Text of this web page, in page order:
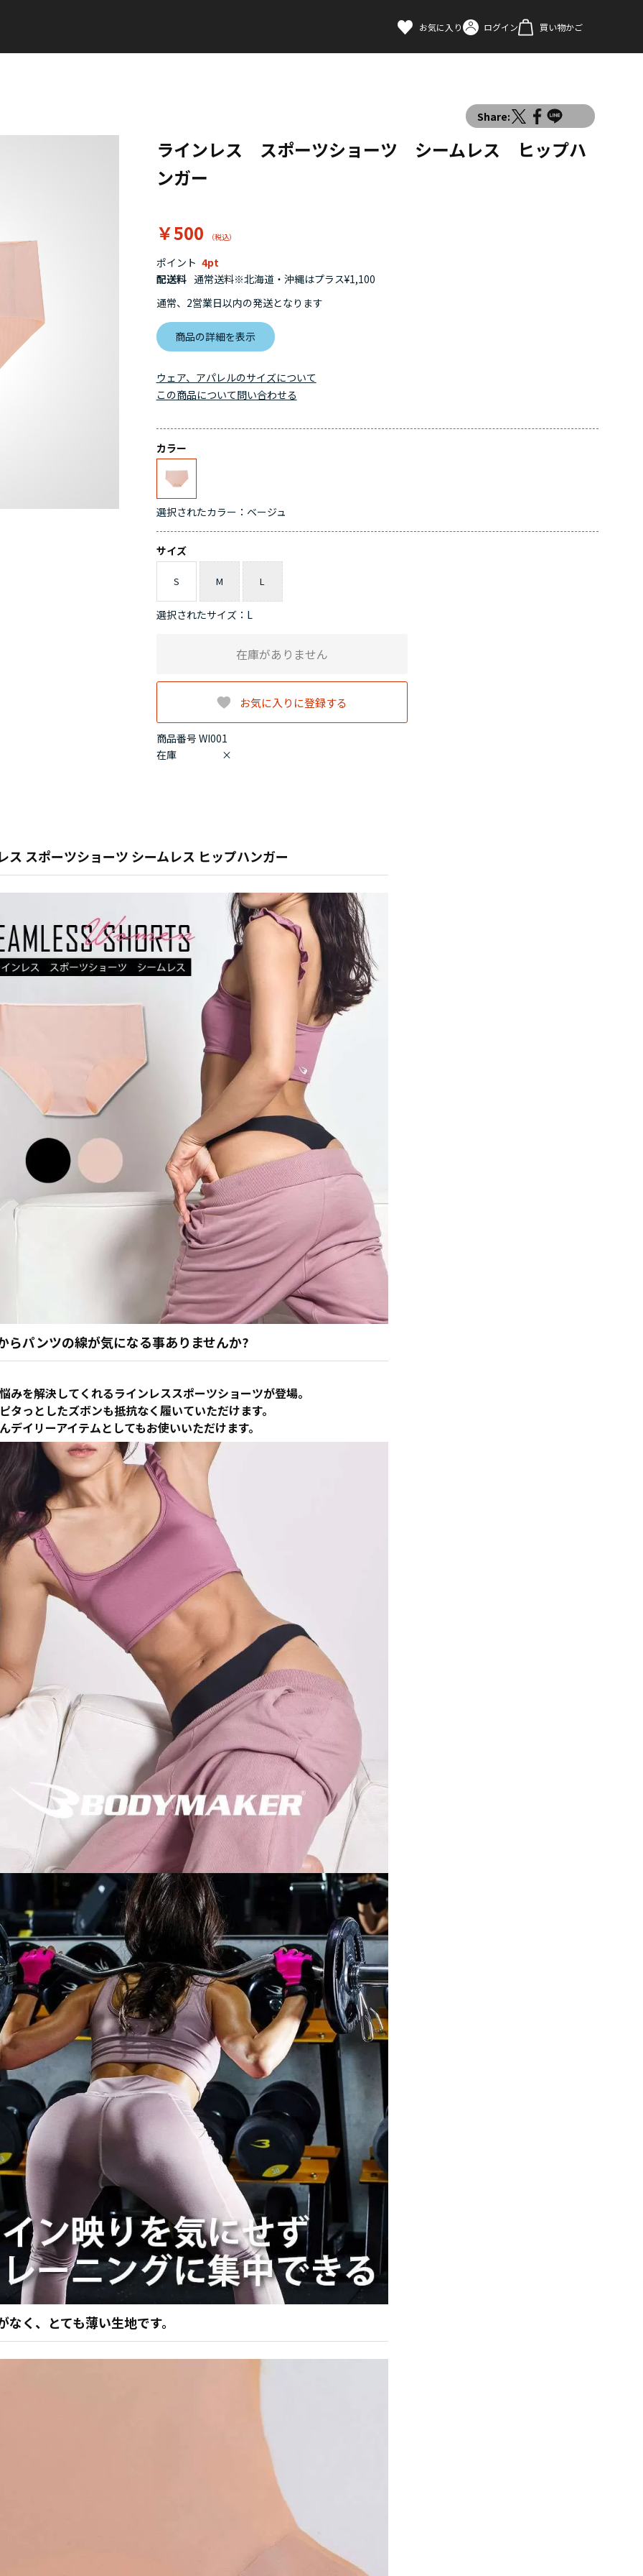
お気に入り ログイン 買い物かご
Share:
ラインレス スポーツショーツ シームレス ヒップハ
ンガー
￥500
商品番号 WI001
ポイント 4
在庫 ×
配送料 通常送料※北海道・沖縄はプラス¥1,100
通常、2営業日以内の発送となります
商品の詳細を表示
ウェア、アパレルのサイズについて
カラー
選択されたカラー：ベージュ
サイズ
S M L
選択されたサイズ：L
お気に入りに登録する
在庫がありません
この商品について問い合わせる
ス スポーツショーツ シームレス ヒップハンガー
らパンツの線が気になる事ありませんか?
みを解決してくれるラインレススポーツショーツが登場。
タっとしたズボンも抵抗なく履いていただけます。
デイリーアイテムとしてもお使いいただけます。
なく、とても薄い生地です。